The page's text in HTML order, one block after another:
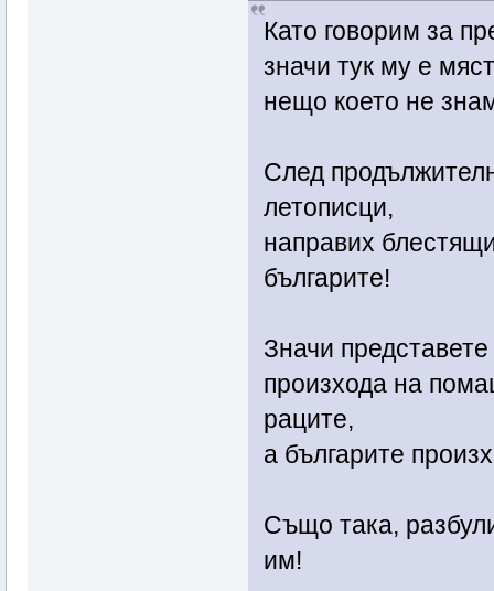
Като говорим за
значи тук му е
нещо което не
След
летописци,
направих
българите!
Значи
произхода на
раците,
а българите
Също така,
им!